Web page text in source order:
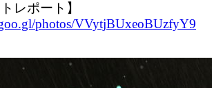
トレポート】
photos/VVytjBUxeoBUzfyY9